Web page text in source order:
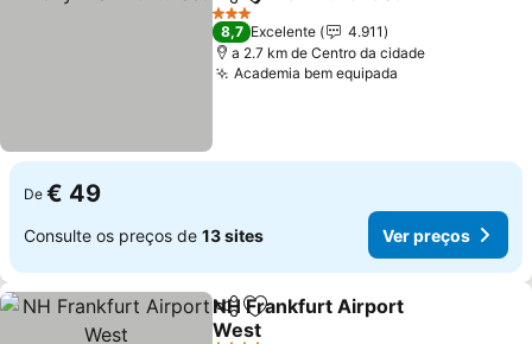
Adicionar aos favoritos
3 Estrelas
8,7 Excelente
4.911
a 2.7 km de Centro da cidade
Academia bem equipada
De € 49
Consulte os preços de 13 sites Ver preços
PartilharAdicionar aos favoritos
NH Frankfurt Airport
West